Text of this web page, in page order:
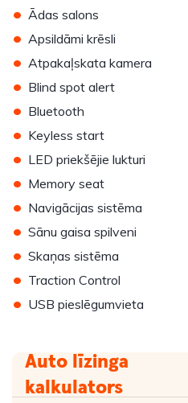
• Ādas salons
• Apsildāmi krēsli
• Atpakaļskata kamera
• Blind spot alert
• Bluetooth
• Keyless start
• LED priekšējie lukturi
• Memory seat
• Navigācijas sistēma
• Sānu gaisa spilveni
• Skaņas sistēma
• Traction Control
• USB pieslēgumvieta